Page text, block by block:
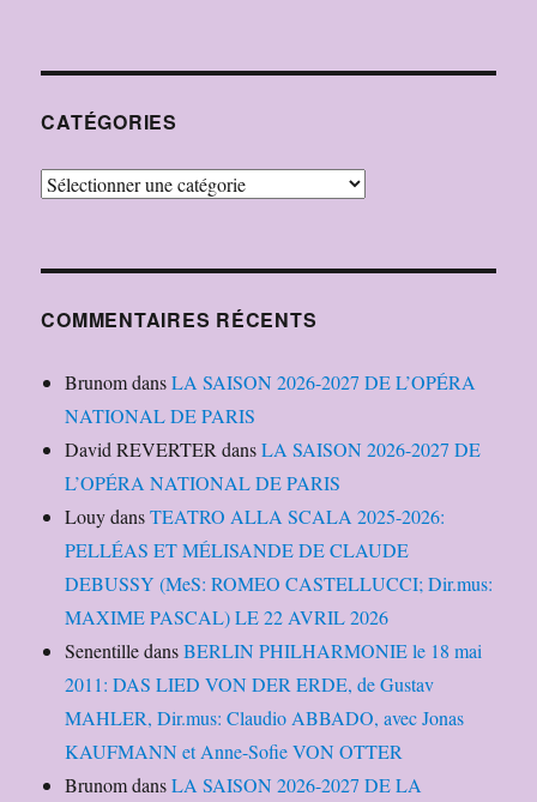
CATÉGORIES
Catégories
COMMENTAIRES RÉCENTS
BrunomdansLA SAISON 2026-2027 DE L’OPÉRA
NATIONAL DE PARIS
David REVERTERdansLA SAISON 2026-2027 DE
L’OPÉRA NATIONAL DE PARIS
LouydansTEATRO ALLA SCALA 2025-2026:
PELLÉAS ET MÉLISANDE DE CLAUDE
DEBUSSY (MeS: ROMEO CASTELLUCCI; Dir.mus:
MAXIME PASCAL) LE 22 AVRIL 2026
SenentilledansBERLIN PHILHARMONIE le 18 mai
2011: DAS LIED VON DER ERDE, de Gustav
MAHLER, Dir.mus: Claudio ABBADO, avec Jonas
KAUFMANN et Anne-Sofie VON OTTER
BrunomdansLA SAISON 2026-2027 DE LA